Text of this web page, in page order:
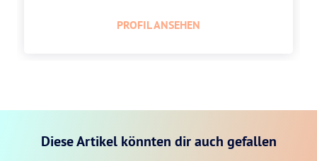
PROFIL ANSEHEN
Diese Artikel könnten dir auch gefallen